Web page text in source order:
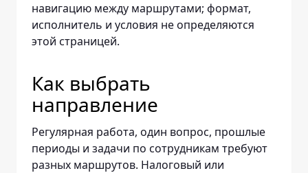
навигацию между маршрутами; формат,
исполнитель и условия не определяются
этой страницей.
Как выбрать
направление
Регулярная работа, один вопрос, прошлые
периоды и задачи по сотрудникам требуют
разных маршрутов. Налоговый или